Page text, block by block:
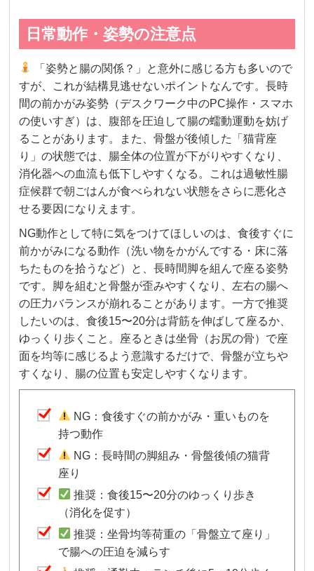
日常動作・姿勢の注意点
「姿勢と腸の関係？」と意外に感じる方も多いので
すが、これが結構見逃せないポイントなんです。長時
間の前かがみ姿勢（デスクワーク中のPC操作・スマホ
の使いすぎ）は、腹部を圧迫して腸の蠕動運動を妨げ
ることがあります。また、骨盤が後傾した「猫背座
り」の状態では、腸全体の位置が下がりやすくなり、
消化器への血流も低下しやすくなる。これは過敏性腸
症候群で朝ごはんが食べられない状態をさらに悪化さ
せる要因になりえます。
NG動作として特に気をつけてほしいのは、食後すぐに
前かがみになる動作（洗い物をかがんでする・床に落
ちたものを拾うなど）と、長時間脚を組んで座る姿勢
です。脚を組むと骨盤が歪みやすくなり、左右の腸へ
の圧力バランスが崩れることがあります。一方で推奨
したいのは、食後15〜20分は背筋を伸ばして座るか、
ゆっくり歩くこと。座るときは坐骨（お尻の骨）で座
面を均等に感じるよう意識するだけで、骨盤が立ちや
すくなり、腸の位置も安定しやすくなります。
NG：食後すぐの前かがみ・重いものを
持つ動作
NG：長時間の脚組み・骨盤後傾の猫背
座り
推奨：食後15〜20分のゆっくり歩き
（消化を促す）
推奨：坐骨均等荷重の「骨盤立て座り」
で腸への圧迫を減らす